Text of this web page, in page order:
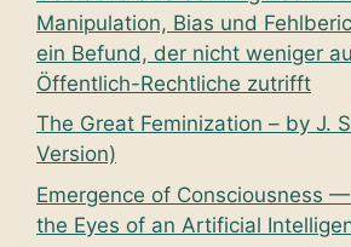
Manipulation, Bias und
ein Befund, der nicht weniger
Öffentlich-Rechtliche zutrifft
The Great Feminization – by J.
Version)
Emergence of Consciousness
the Eyes of an Artificial